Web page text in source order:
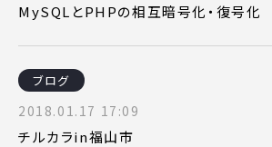
MySQLとPHPの相互暗号化・復号化
ブログ
2018.01.17 17:09
チルカラin福山市